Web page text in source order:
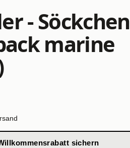
- Söckchen
marine
sichern